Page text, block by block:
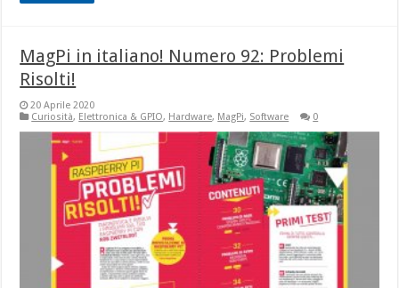
MagPi in italiano! Numero 92: Problemi
Risolti!
20 Aprile 2020
Curiosità, Elettronica & GPIO, Hardware, MagPi, Software 0